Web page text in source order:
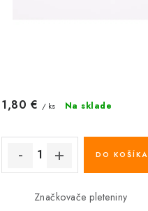
Na sklade
1,80 € / ks
DO KOŠÍKA
Značkovače pleteniny